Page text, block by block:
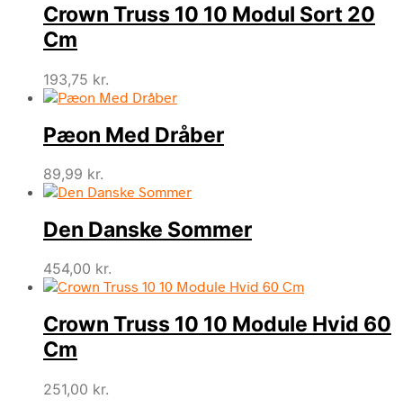
Crown Truss 10 10 Modul Sort 20
Cm
193,75 kr.
Pæon Med Dråber
89,99 kr.
Den Danske Sommer
454,00 kr.
Crown Truss 10 10 Module Hvid 60
Cm
251,00 kr.